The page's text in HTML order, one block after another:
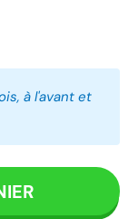
à l'avant et